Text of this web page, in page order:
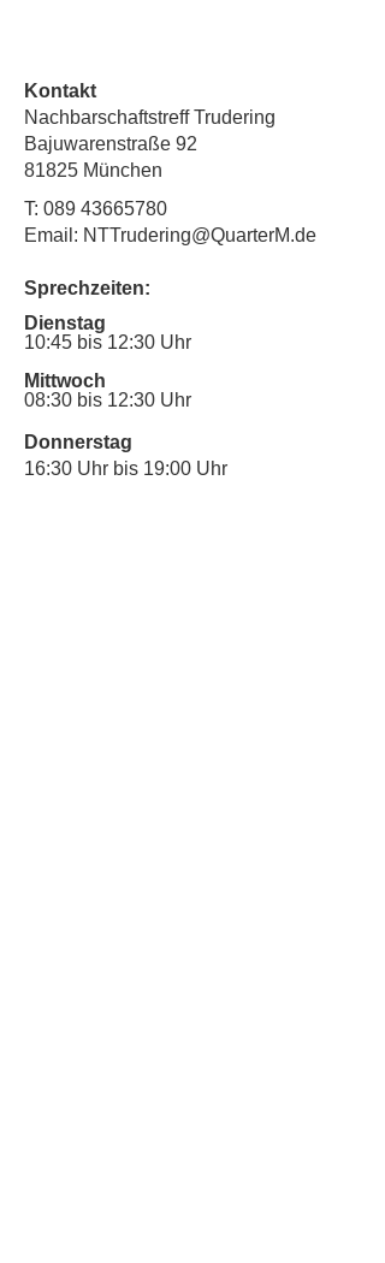
Kontakt
Nachbarschaftstreff Trudering
Bajuwarenstraße 92
81825 München
T: 089 43665780
Email: NTTrudering@QuarterM.de
Sprechzeiten:
Dienstag
10:45 bis 12:30 Uhr
Mittwoch
08:30 bis 12:30 Uhr
Donnerstag
16:30 Uhr bis 19:00 Uhr